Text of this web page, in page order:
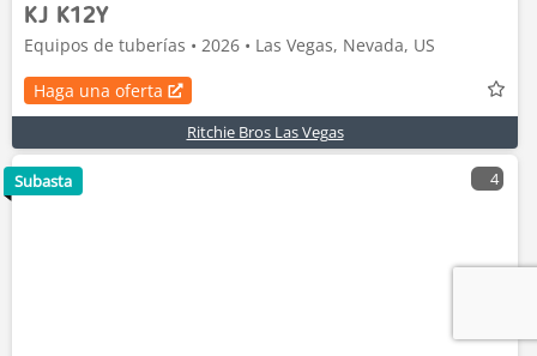
KJ K12Y
Equipos de tuberías • 2026 • Las Vegas, Nevada, US
Haga una oferta
Ritchie Bros Las Vegas
4
Subasta